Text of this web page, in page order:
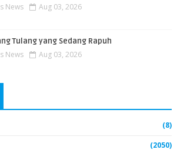
News Aug 03, 2026
Tulang yang Sedang Rapuh
News Aug 03, 2026
(8)
(2050)